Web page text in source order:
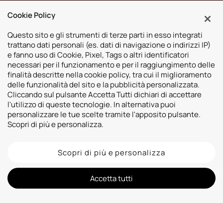
Pec:autoserenissima3.0srl@legalmail.it
Sedi
Vicenza
Padova
Venezia
Risorse
Contatti
2026 © Autoshop Srl. Tutti i diritti riservati.Privacy Policy
Informativa sulla trasparenza assicurativa
Designed by:
Cookie Policy
Questo sito e gli strumenti di terze parti in esso integrati
trattano dati personali (es. dati di navigazione o indirizzi IP)
e fanno uso di Cookie, Pixel, Tags o altri identificatori
necessari per il funzionamento e per il raggiungimento delle
finalità descritte nella cookie policy, tra cui il miglioramento
delle funzionalità del sito e la pubblicità personalizzata.
Cliccando sul pulsante Accetta Tutti dichiari di accettare
l'utilizzo di queste tecnologie. In alternativa puoi
personalizzare le tue scelte tramite l'apposito pulsante.
Scopri di più e personalizza.
Scopri di più e personalizza
Accetta tutti